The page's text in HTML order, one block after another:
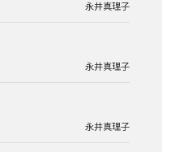
永井真理子
永井真理子
永井真理子